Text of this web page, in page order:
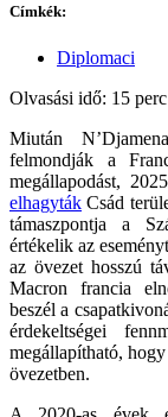
Címkék:
Diplomaci
Olvasási idő: 15 perc
Miután
felmondják a
megállapodást,
elhagyták Csád
támaszpontja a
értékelik az
az övezet hosszú
Macron francia
beszél a
érdekeltségei
megállapítható,
övezetben.